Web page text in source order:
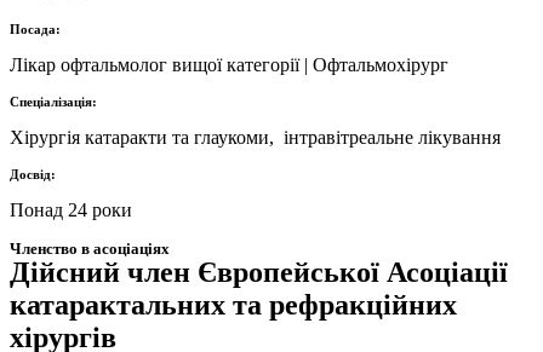
Посада:
Лікар офтальмолог вищої категорії | Офтальмохірург
Спеціалізація:
Хірургія катаракти та глаукоми, інтравітреальне лікування
Досвід:
Понад 24 роки
Членство в асоціаціях
Дійсний член Європейської Асоціації
катарактальних та рефракційних
хірургів